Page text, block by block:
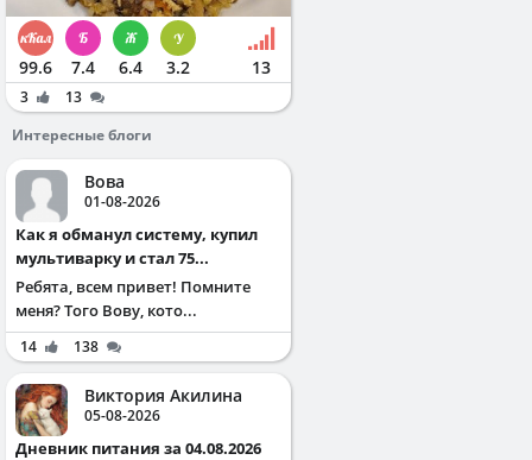
99.6 7.4 6.4 3.2 13
3
13
Интересные блоги
Вова
01-08-2026
Как я обманул систему, купил
мультиварку и стал 75...
Ребята, всем привет! Помните
меня? Того Вову, кото...
14 138
Виктория Акилина
05-08-2026
Дневник питания за 04.08.2026